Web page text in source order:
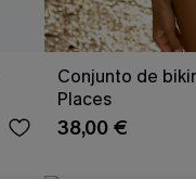
Conjunto de
Places
38,00 €